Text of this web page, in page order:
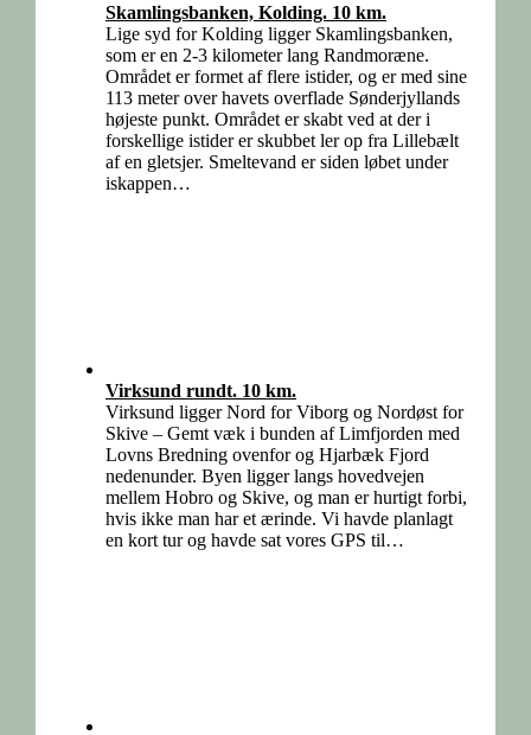
Skamlingsbanken, Kolding. 10 km.
Lige syd for Kolding ligger Skamlingsbanken,
som er en 2-3 kilometer lang Randmoræne.
Området er formet af flere istider, og er med sine
113 meter over havets overflade Sønderjyllands
højeste punkt. Området er skabt ved at der i
forskellige istider er skubbet ler op fra Lillebælt
af en gletsjer. Smeltevand er siden løbet under
iskappen…
Virksund rundt. 10 km.
Virksund ligger Nord for Viborg og Nordøst for
Skive – Gemt væk i bunden af Limfjorden med
Lovns Bredning ovenfor og Hjarbæk Fjord
nedenunder. Byen ligger langs hovedvejen
mellem Hobro og Skive, og man er hurtigt forbi,
hvis ikke man har et ærinde. Vi havde planlagt
en kort tur og havde sat vores GPS til…